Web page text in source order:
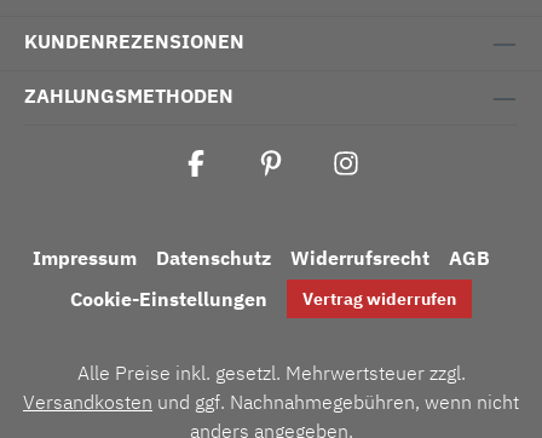
KUNDENREZENSIONEN
ZAHLUNGSMETHODEN
Impressum Datenschutz Widerrufsrecht
AGB
Cookie-Einstellungen
Vertrag widerrufen
Alle Preise inkl. gesetzl. Mehrwertsteuer zzgl.
Versandkosten und ggf. Nachnahmegebühren, wenn nicht
anders angegeben.